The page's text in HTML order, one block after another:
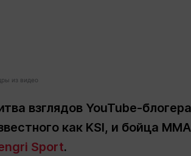
из видео
взглядов YouTube-
как KSI, и бойца
Sport.